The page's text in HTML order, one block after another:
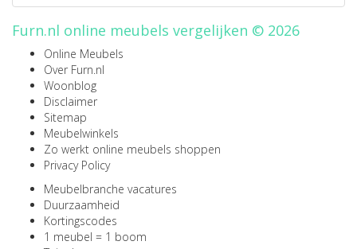
Furn.nl online meubels vergelijken © 2026
Online Meubels
Over Furn.nl
Woonblog
Disclaimer
Sitemap
Meubelwinkels
Zo werkt online meubels shoppen
Privacy Policy
Meubelbranche vacatures
Duurzaamheid
Kortingscodes
1 meubel = 1 boom